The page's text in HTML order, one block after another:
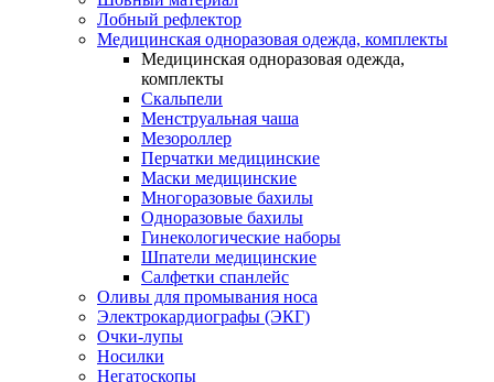
Лобный рефлектор
Медицинская одноразовая одежда, комплекты
Медицинская одноразовая одежда,
комплекты
Скальпели
Менструальная чаша
Мезороллер
Перчатки медицинские
Маски медицинские
Многоразовые бахилы
Одноразовые бахилы
Гинекологические наборы
Шпатели медицинские
Салфетки спанлейс
Оливы для промывания носа
Электрокардиографы (ЭКГ)
Очки-лупы
Носилки
Негатоскопы